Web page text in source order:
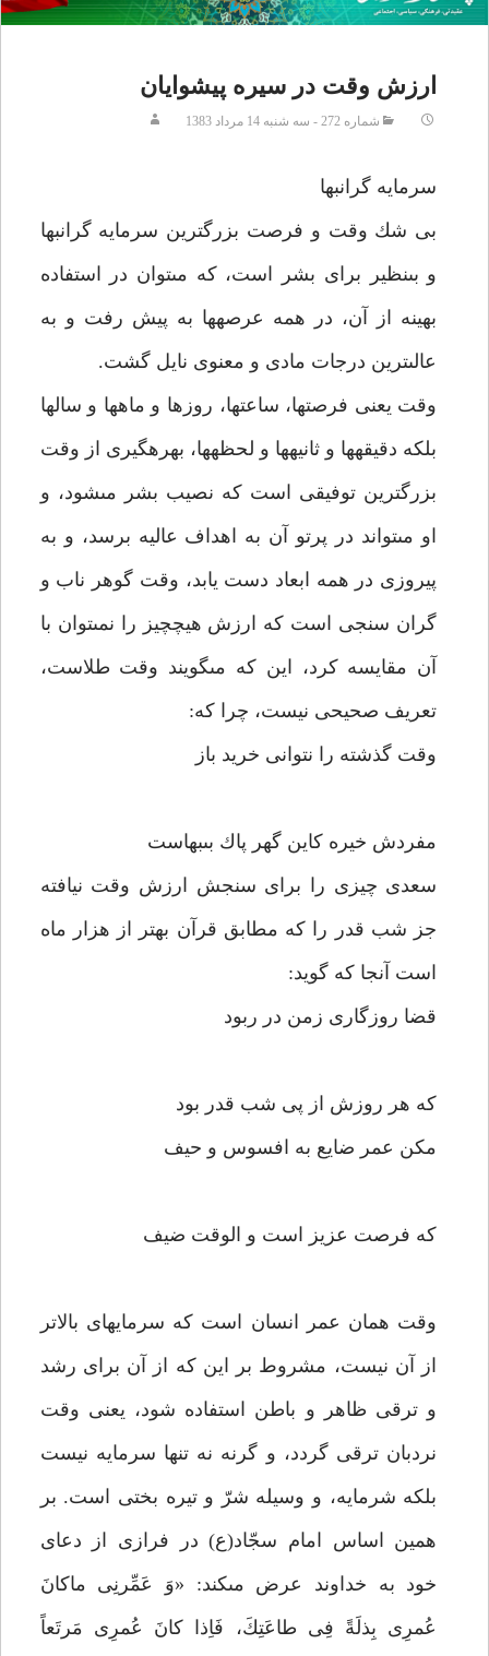
ارزش وقت در سيره پيشوايان‏
شماره 272 - سه شنبه 14 مرداد 1383
سرمايه گرانبها
بى شك وقت و فرصت بزرگترين سرمايه گرانبها
و بى‏نظير براى بشر است، كه مى‏توان در استفاده
بهينه از آن، در همه عرصه‏ها به پيش رفت و به
عالى‏ترين درجات مادى و معنوى نايل گشت.
وقت يعنى فرصت‏ها، ساعت‏ها، روزها و ماه‏ها و سال‏ها
بلكه دقيقه‏ها و ثانيه‏ها و لحظه‏ها، بهره‏گيرى از وقت
بزرگترين توفيقى است كه نصيب بشر مى‏شود، و
او مى‏تواند در پرتو آن به اهداف عاليه برسد، و به
پيروزى در همه ابعاد دست يابد، وقت گوهر ناب و
گران سنجى است كه ارزش هيچ‏چيز را نمى‏توان با
آن مقايسه كرد، اين كه مى‏گويند وقت طلاست،
تعريف صحيحى نيست، چرا كه:
وقت گذشته را نتوانى خريد باز
مفردش خيره كاين گهر پاك بى‏بهاست‏
سعدى چيزى را براى سنجش ارزش وقت نيافته
جز شب قدر را كه مطابق قرآن بهتر از هزار ماه
است آنجا كه گويد:
قضا روزگارى زمن در ربود
كه هر روزش از پى شب قدر بود
مكن عمر ضايع به افسوس و حيف‏
كه فرصت عزيز است و الوقت ضيف‏
وقت همان عمر انسان است كه سرمايه‏اى بالاتر
از آن نيست، مشروط بر اين كه از آن براى رشد
و ترقى ظاهر و باطن استفاده شود، يعنى وقت
نردبان ترقى گردد، و گرنه نه تنها سرمايه نيست
بلكه شرمايه، و وسيله شرّ و تيره بختى است. بر
همين اساس امام سجّاد(ع) در فرازى از دعاى
خود به خداوند عرض مى‏كند: «وَ عَمِّرنِى ماكانَ
عُمرِى بِذلَةً فِى طاعَتِكَ، فَاِذا كانَ عُمرِى مَرتَعاً